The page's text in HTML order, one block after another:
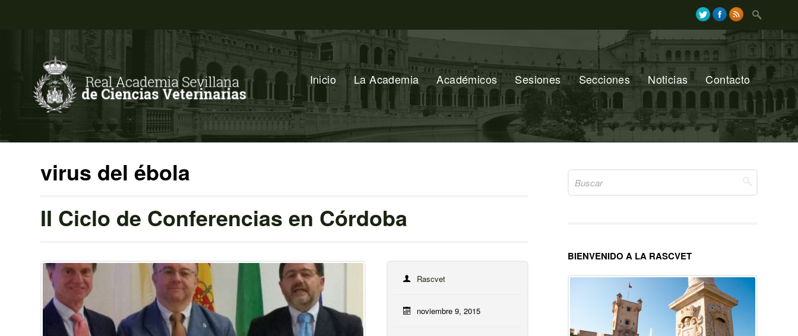
Search
for:
Inicio La Academia Académicos Sesiones Secciones Noticias Contacto
virus del ébola
II Ciclo de Conferencias en Córdoba
Rascvet
noviembre 9, 2015
for:
BIENVENIDO A LA RASCVET